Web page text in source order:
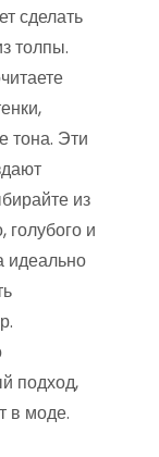
сделать
толпы.
тона. Эти
из
голубого и
идеально
подход,
в моде.